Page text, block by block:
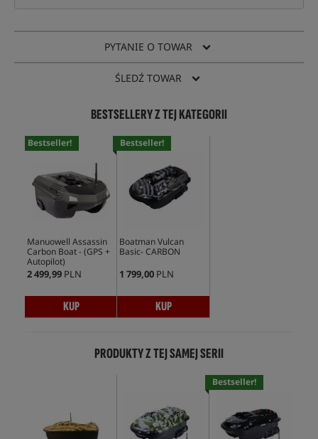
PYTANIE O TOWAR
ŚLEDŹ TOWAR
BESTSELLERY Z TEJ KATEGORII
Bestseller!
Manuowell Assassin
Carbon Boat - (GPS +
Autopilot)
2 499,99 PLN
KUP
Bestseller!
Boatman Vulcan
Basic- CARBON
1 799,00 PLN
KUP
PRODUKTY Z TEJ SAMEJ SERII
Bestseller!